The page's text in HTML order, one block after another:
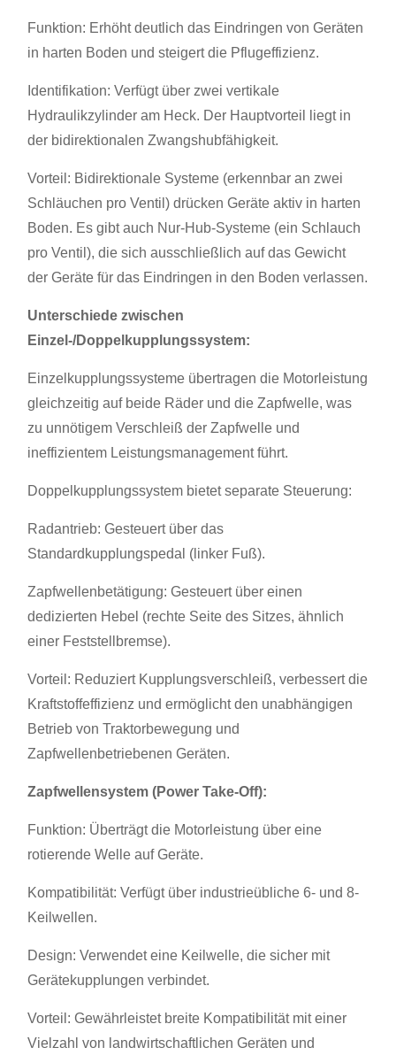
Funktion: Erhöht deutlich das Eindringen von Geräten
in harten Boden und steigert die Pflugeffizienz.
Identifikation: Verfügt über zwei vertikale
Hydraulikzylinder am Heck. Der Hauptvorteil liegt in
der bidirektionalen Zwangshubfähigkeit.
Vorteil: Bidirektionale Systeme (erkennbar an zwei
Schläuchen pro Ventil) drücken Geräte aktiv in harten
Boden. Es gibt auch Nur-Hub-Systeme (ein Schlauch
pro Ventil), die sich ausschließlich auf das Gewicht
der Geräte für das Eindringen in den Boden verlassen.
Unterschiede zwischen
Einzel-/Doppelkupplungssystem:
Einzelkupplungssysteme übertragen die Motorleistung
gleichzeitig auf beide Räder und die Zapfwelle, was
zu unnötigem Verschleiß der Zapfwelle und
ineffizientem Leistungsmanagement führt.
Doppelkupplungssystem bietet separate Steuerung:
Radantrieb: Gesteuert über das
Standardkupplungspedal (linker Fuß).
Zapfwellenbetätigung: Gesteuert über einen
dedizierten Hebel (rechte Seite des Sitzes, ähnlich
einer Feststellbremse).
Vorteil: Reduziert Kupplungsverschleiß, verbessert die
Kraftstoffeffizienz und ermöglicht den unabhängigen
Betrieb von Traktorbewegung und
Zapfwellenbetriebenen Geräten.
Zapfwellensystem (Power Take-Off):
Funktion: Überträgt die Motorleistung über eine
rotierende Welle auf Geräte.
Kompatibilität: Verfügt über industrieübliche 6- und 8-
Keilwellen.
Design: Verwendet eine Keilwelle, die sicher mit
Gerätekupplungen verbindet.
Vorteil: Gewährleistet breite Kompatibilität mit einer
Vielzahl von landwirtschaftlichen Geräten und